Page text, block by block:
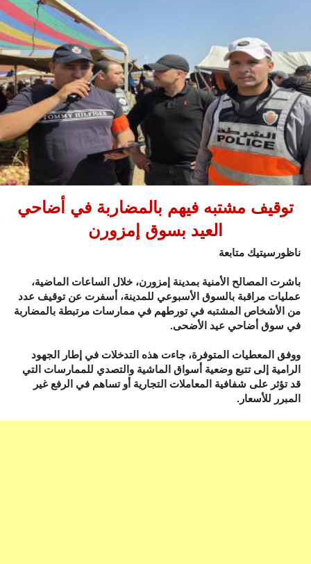
توقيف مشتبه فيهم بالمضاربة في أضاحي
العيد بسوق إمزورن
ناظورسيتيك متابعة
باشرت المصالح الأمنية بمدينة إمزورن، خلال الساعات الماضية،
عمليات مراقبة بالسوق الأسبوعي للمدينة، أسفرت عن توقيف عدد
من الأشخاص المشتبه في تورطهم في ممارسات مرتبطة بالمضاربة
في سوق أضاحي عيد الأضحى.
ووفق المعطيات المتوفرة، جاءت هذه التدخلات في إطار الجهود
الرامية إلى تتبع وضعية أسواق الماشية والتصدي للممارسات التي
قد تؤثر على شفافية المعاملات التجارية أو تساهم في الرفع غير
المبرر للأسعار.